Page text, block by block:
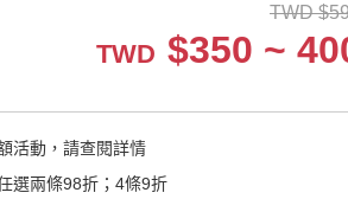
┕ 手機殼系列
TWD $
TWD $350 ~
活動，請查閱詳情
選兩條98折；4條9折